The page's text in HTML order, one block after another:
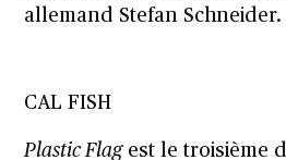
allemand Stefan Schneider.
CAL FISH
Plastic Flagest le troisième